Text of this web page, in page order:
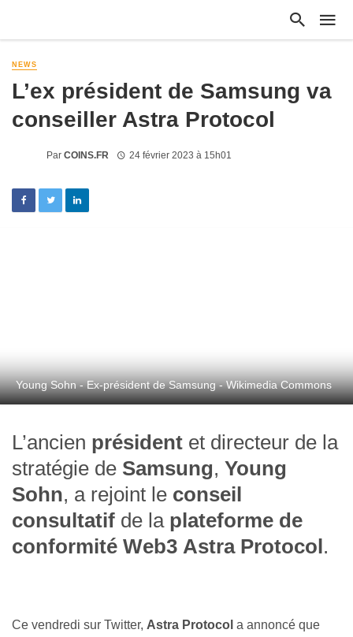
NEWS
L’ex président de Samsung va
conseiller Astra Protocol
Par COINS.FR 24 février 2023 à 15h01
Young Sohn - Ex-président de Samsung - Wikimedia Commons
L’ancien président et directeur de la
stratégie de Samsung, Young
Sohn, a rejoint le conseil
consultatif de la plateforme de
conformité Web3 Astra Protocol .
Ce vendredi sur Twitter, Astra Protocol a annoncé que